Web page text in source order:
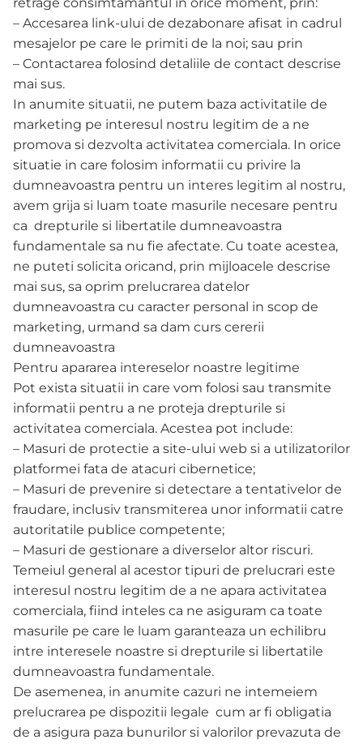
– Accesarea link-ului de dezabonare afisat in cadrul
mesajelor pe care le primiti de la noi; sau prin
– Contactarea folosind detaliile de contact descrise
mai sus.
In anumite situatii, ne putem baza activitatile de
marketing pe interesul nostru legitim de a ne
promova si dezvolta activitatea comerciala. In orice
situatie in care folosim informatii cu privire la
dumneavoastra pentru un interes legitim al nostru,
avem grija si luam toate masurile necesare pentru
ca drepturile si libertatile dumneavoastra
fundamentale sa nu fie afectate. Cu toate acestea,
ne puteti solicita oricand, prin mijloacele descrise
mai sus, sa oprim prelucrarea datelor
dumneavoastra cu caracter personal in scop de
marketing, urmand sa dam curs cererii
dumneavoastra
Pentru apararea intereselor noastre legitime
Pot exista situatii in care vom folosi sau transmite
informatii pentru a ne proteja drepturile si
activitatea comerciala. Acestea pot include:
– Masuri de protectie a site-ului web si a utilizatorilor
platformei fata de atacuri cibernetice;
– Masuri de prevenire si detectare a tentativelor de
fraudare, inclusiv transmiterea unor informatii catre
autoritatile publice competente;
– Masuri de gestionare a diverselor altor riscuri.
Temeiul general al acestor tipuri de prelucrari este
interesul nostru legitim de a ne apara activitatea
comerciala, fiind inteles ca ne asiguram ca toate
masurile pe care le luam garanteaza un echilibru
intre interesele noastre si drepturile si libertatile
dumneavoastra fundamentale.
De asemenea, in anumite cazuri ne intemeiem
prelucrarea pe dispozitii legale cum ar fi obligatia
de a asigura paza bunurilor si valorilor prevazuta de